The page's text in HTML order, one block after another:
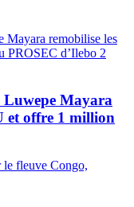
Mayara
et offre 1 million